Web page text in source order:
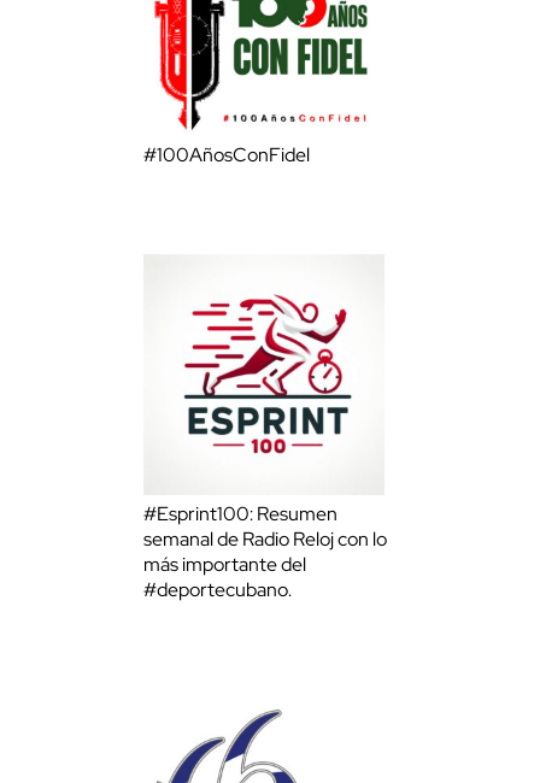
#100AñosConFidel
#Esprint100: Resumen
semanal de Radio Reloj con lo
más importante del
#deportecubano.